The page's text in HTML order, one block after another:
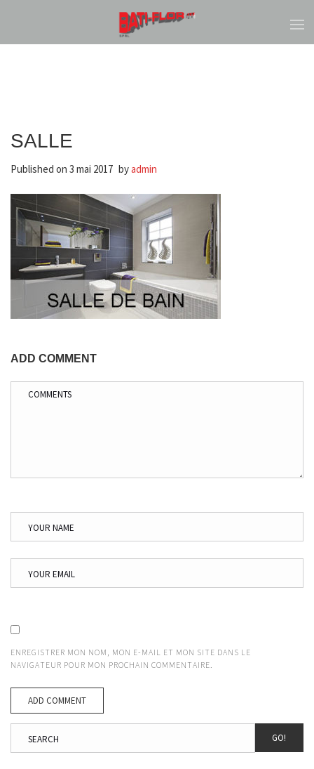
SALLE
Published on 3 mai 2017 byadmin
ADD COMMENT
ENREGISTRER MON NOM, MON E-MAIL ET MON SITE DANS LE
NAVIGATEUR POUR MON PROCHAIN COMMENTAIRE.
GO!